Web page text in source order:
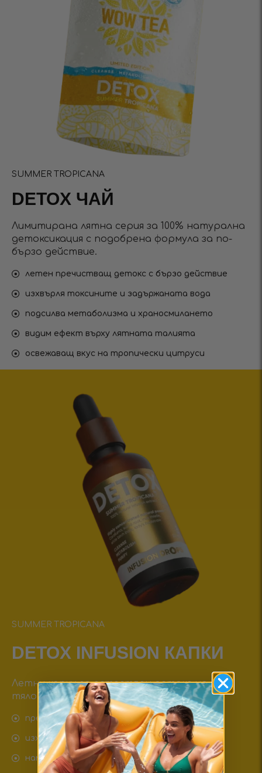
SUMMER TROPICANA
DETOX ЧАЙ
Лимитирана лятна серия за 100% натурална
детоксикация с подобрена формула за по-
бързо действие.
летен пречистващ детокс с бързо действие
изхвърля токсините и задържаната вода
подсилва метаболизма и храносмилането
видим ефект върху лятната талията
освежаващ вкус на тропически цитруси
SUMMER TROPICANA
DETOX INFUSIОN КАПКИ
Летни капки за естествен детокс на
тялото.
пречистващ детокс
изхвърля задържаната вода
намалява подуването